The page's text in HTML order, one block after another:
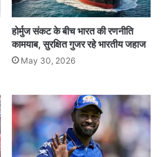
होर्मुज संकट के बीच भारत की रणनीति
कामयाब, सुरक्षित गुजर रहे भारतीय जहाज
May 30, 2026